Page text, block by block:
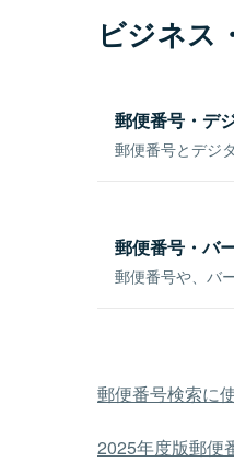
ビジネス
郵便番号・デ
郵便番号とデジ
郵便番号・バ
郵便番号や、バ
郵便番号検索に
2025年度版郵便